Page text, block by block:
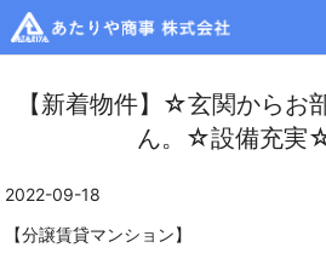
【新着物件】☆玄関からお
ん。☆設備充実
2022-09-18
【分譲賃貸マンション】